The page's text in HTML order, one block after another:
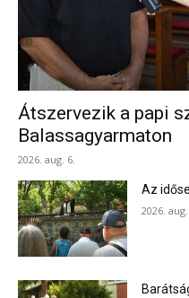
Átszervezik a papi
Balassagyarmaton
2026. aug. 6.
Az
2026. aug.